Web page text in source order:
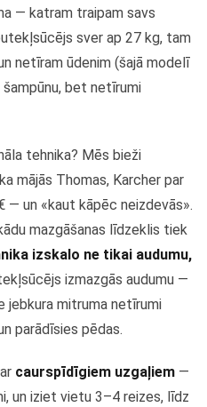
— katram traipam savs
sver ap 27 kg, tam
netīram ūdenim (šajā modelī
bet netīrumi
tehnika? Mēs bieži
mājās Thomas, Karcher par
— un «kaut kāpēc neizdevās».
mazgāšanas līdzeklis tiek
izskalo ne tikai audumu,
izmazgās audumu —
jebkura mitruma netīrumi
parādīsies pēdas.
caurspīdīgiem uzgaļiem —
un iziet vietu 3–4 reizes, līdz